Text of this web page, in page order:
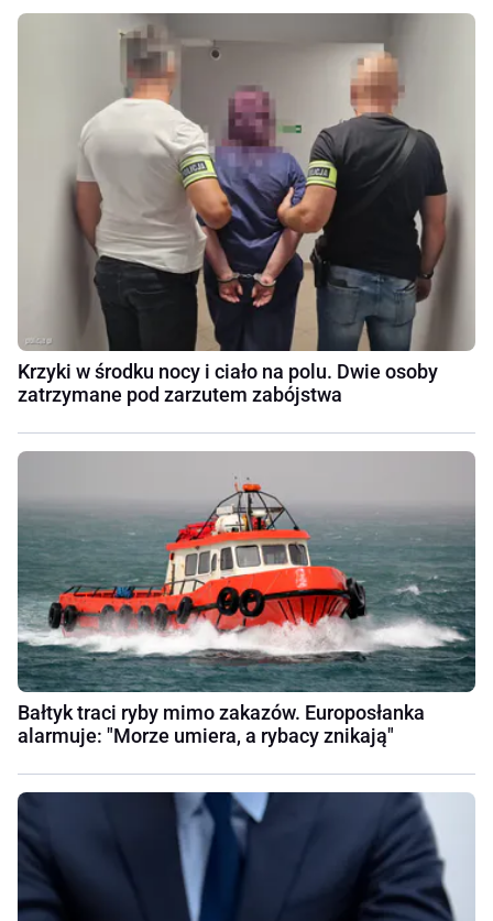
Krzyki w środku nocy i ciało na polu. Dwie osoby
zatrzymane pod zarzutem zabójstwa
Bałtyk traci ryby mimo zakazów. Europosłanka
alarmuje: "Morze umiera, a rybacy znikają"